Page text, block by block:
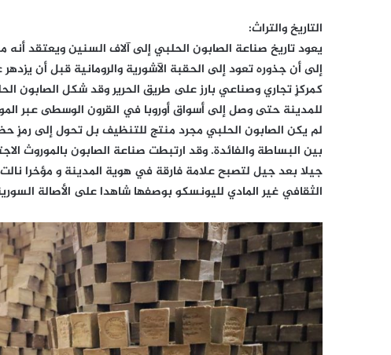
التاريخ والتراث:
يعود تاريخ صناعة الصابون الحلبي إلى آلاف السنين ويعتقد أنه
إلى أن جذوره تعود إلى الحقبة الآشورية والرومانية قبل أن
كمركزٍ تجاري وصناعي بارز على طريق الحرير وقد شكل الصابون
للمدينة حتى وصل إلى أسواق أوروبا في القرون الوسطى عبر
لم يكن الصابون الحلبي مجرد منتج للتنظيف بل تحول إلى رمزٍ
بين البساطة والفائدة. وقد ارتبطت صناعة الصابون بالموروث
جيلا بعد جيل لتصبح علامة فارقة في هوية المدينة و مؤخرا نالت
الثقافي غير المادي لليونسكو بوصفها شاهدا على الأصالة